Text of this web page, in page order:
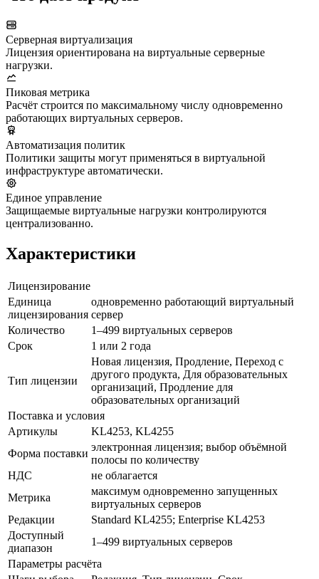
Серверная виртуализация
Лицензия ориентирована на виртуальные серверные
нагрузки.
Пиковая метрика
Расчёт строится по максимальному числу одновременно
работающих виртуальных серверов.
Автоматизация политик
Политики защиты могут применяться в виртуальной
инфраструктуре автоматически.
Единое управление
Защищаемые виртуальные нагрузки контролируются
централизованно.
Характеристики
Лицензирование
Единица
лицензирования
одновременно работающий виртуальный
сервер
Количество
1–499 виртуальных серверов
Срок
1 или 2 года
Тип лицензии
Новая лицензия, Продление, Переход с
другого продукта, Для образовательных
организаций, Продление для
образовательных организаций
Поставка и условия
Артикулы
KL4253, KL4255
Форма поставки
электронная лицензия; выбор объёмной
полосы по количеству
НДС
не облагается
Метрика
максимум одновременно запущенных
виртуальных серверов
Редакции
Standard KL4255; Enterprise KL4253
Доступный
диапазон
1–499 виртуальных серверов
Параметры расчёта